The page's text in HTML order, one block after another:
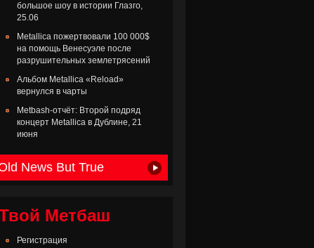
большое шоу в истории Глазго,
25.06
Metallica пожертвовали 100 000$
на помощь Венесуэле после
разрушительных землетрясений
Альбом Metallica «Reload»
вернулся в чарты
Metbash-отчёт: Второй подряд
концерт Metallica в Дублине, 21
июня
News But True
Метбаш
Регистрация